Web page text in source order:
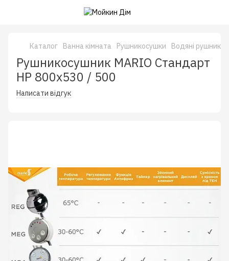
Каталог Ванна кімната Рушникосушки Водяні
Рушникосушник MARIO Стандарт
НР 800х530 / 500
Написати відгук